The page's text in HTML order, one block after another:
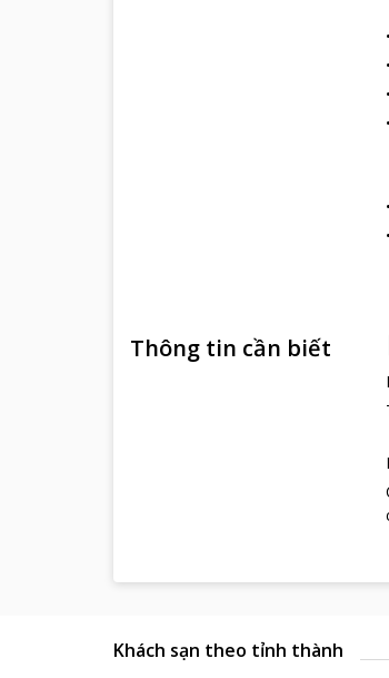
•
•
•
•
•
•
Thông tin cần biết
Khách sạn theo tỉnh thành